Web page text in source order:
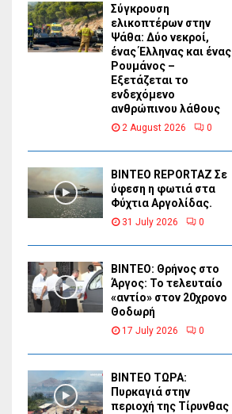
Σύγκρουση
ελικοπτέρων στην
Ψάθα: Δύο νεκροί,
ένας Έλληνας και ένας
Ρουμάνος –
Εξετάζεται το
ενδεχόμενο
ανθρώπινου λάθους
2 August 2026 0
BINTEO REPORTAZ Σε
ύφεση η φωτιά στα
Φύχτια Αργολίδας.
31 July 2026 0
ΒΙΝΤΕΟ: Θρήνος στο
Άργος: Το τελευταίο
«αντίο» στον 20χρονο
Θοδωρή
17 July 2026 0
ΒΙΝΤΕΟ ΤΩΡΑ:
Πυρκαγιά στην
περιοχή της Τίρυνθας